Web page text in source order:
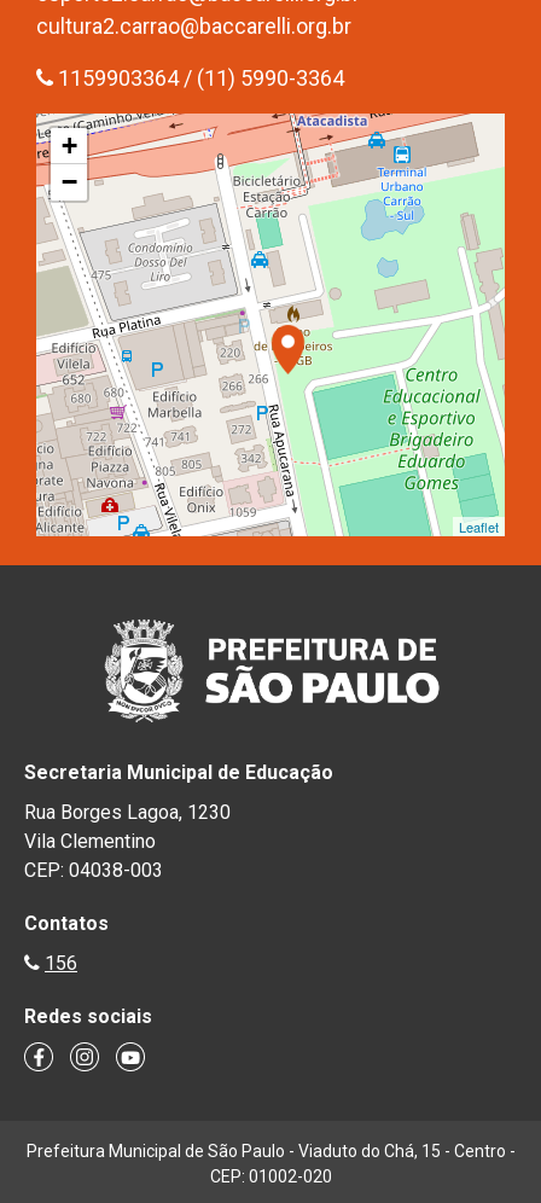
cultura2.carrao@baccarelli.org.br
1159903364 / (11) 5990-3364
+
−
Leaflet
Secretaria Municipal de Educação
Rua Borges Lagoa, 1230
Vila Clementino
CEP: 04038-003
Contatos
156
Redes sociais
Prefeitura Municipal de São Paulo - Viaduto do Chá, 15 - Centro -
CEP: 01002-020